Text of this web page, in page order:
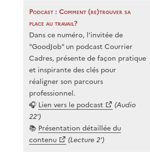
Podcast : Comment (re)trouver sa
place au travail?
Dans ce numéro, l’invitée de
"GoodJob" un podcast Courrier
Cadres, présente de façon pratique
et inspirante des clés pour
réaligner son parcours
professionnel.
🎧 Lien vers le podcast
(Audio
22’)
📚 Présentation détaillée du
contenu
(Lecture 2’)